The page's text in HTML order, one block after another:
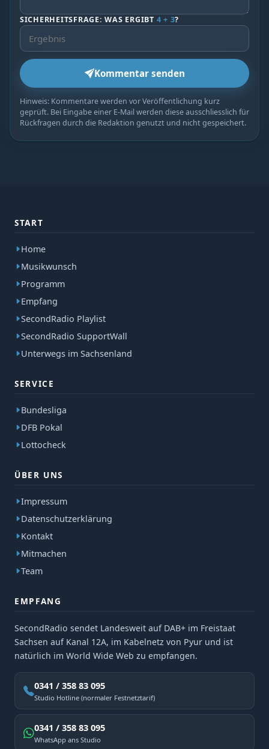
SICHERHEITSFRAGE: WAS ERGIBT 4 + 3?
Kommentar senden
Hinweis: Kommentare werden vor Veröffentlichung kurz
geprüft. Bei Eingabe einer E-Mail werden diese ausschliesslich für
Rückfragen durch die Redaktion genutzt und nicht gespeichert.
START
Home
Musikwunsch
Programm
Empfang
SecondRadio Playlist
SecondRadio SupportWall
Unterwegs im Sachsenland
SERVICE
Bundesliga
DFB Pokal
Lottocheck
ÜBER UNS
Impressum
Datenschutzerklärung
Kontakt
Mitmachen
Team
EMPFANG
SecondRadio sendet Landesweit auf DAB+ im Freistaat
Sachsen auf Kanal 12A, im Kabelnetz von Pyur und ist
natürlich im World Wide Web zu empfangen.
0341 / 358 83 095
Studio Hotline (normaler Festnetztarif)
0341 / 358 83 095
WhatsApp ans Studio